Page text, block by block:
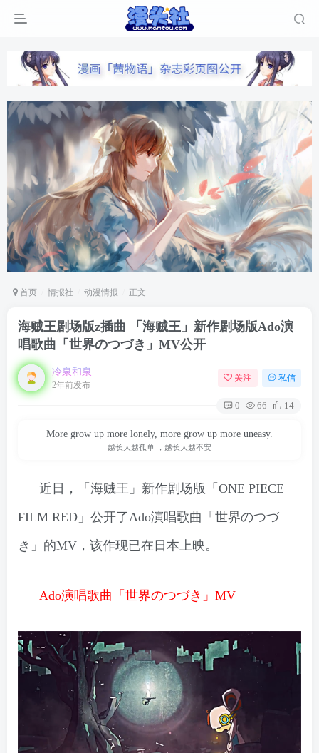
首页 情报社 动漫情报 正文
海贼王剧场版z插曲 「海贼王」新作剧场版Ado演
唱歌曲「世界のつづき」MV公开
冷泉和泉
2年前发布
关注 私信
0 66 14
More grow up more lonely, more grow up more uneasy.
越长大越孤单 ，越长大越不安
近日，「海贼王」新作剧场版「ONE PIECE
FILM RED」公开了Ado演唱歌曲「世界のつづ
き」的MV，该作现已在日本上映。
Ado演唱歌曲「世界のつづき」MV